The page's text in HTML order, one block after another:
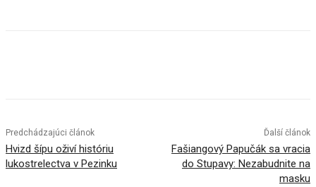
Predchádzajúci článok
Hvizd šípu oživí históriu
lukostrelectva v Pezinku
Ďalší článok
Fašiangový Papučák sa vracia
do Stupavy: Nezabudnite na
masku